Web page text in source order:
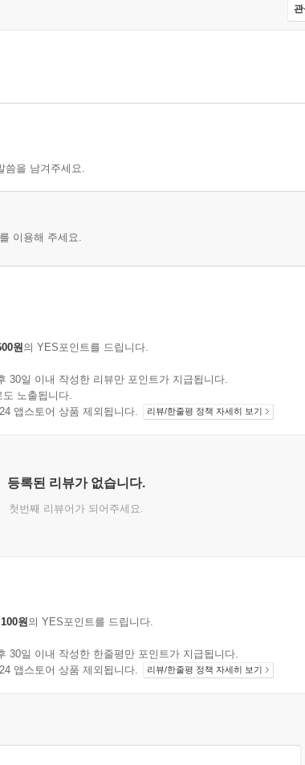
관
씀을 남겨주세요.
이용해 주세요.
원의 YES포인트를 드립니다.
30일 이내 작성한 리뷰만 포인트가 지급됩니다.
노출됩니다.
앱스토어 상품 제외됩니다.
리뷰/한줄평 정책 자세히 보기
등록된 리뷰가 없습니다.
첫번째 리뷰어가 되어주세요.
원의 YES포인트를 드립니다.
30일 이내 작성한 한줄평만 포인트가 지급됩니다.
앱스토어 상품 제외됩니다.
리뷰/한줄평 정책 자세히 보기